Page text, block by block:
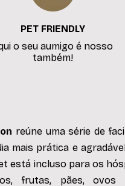
PET FRIENDLY
o seu aumigo é nosso
também!
reúne uma série de
mais prática e
está incluso para os
frutas, pães, ovos